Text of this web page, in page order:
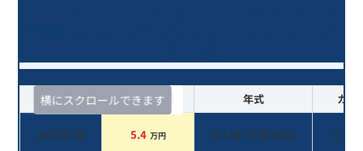
横にスクロールできます
査定時期 セルカ実績 年式 カラ
2025年2月 5.4 万円 2012年 (平成24年) ワイン